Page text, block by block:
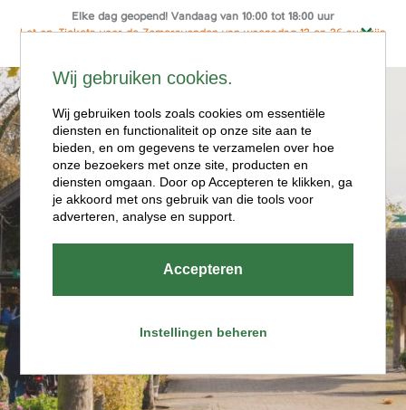
Elke dag geopend! Vandaag van 10:00 tot 18:00 uur
Let op: Tickets voor de Zomeravonden van woensdag 12 en 26 aug zijn
Ga
naar
de
inhoud
Openingstijde
n
Wij gebruiken cookies.
Wij gebruiken tools zoals cookies om essentiële
diensten en functionaliteit op onze site aan te
bieden, en om gegevens te verzamelen over hoe
onze bezoekers met onze site, producten en
diensten omgaan. Door op Accepteren te klikken, ga
je akkoord met ons gebruik van die tools voor
adverteren, analyse en support.
Accepteren
Instellingen beheren